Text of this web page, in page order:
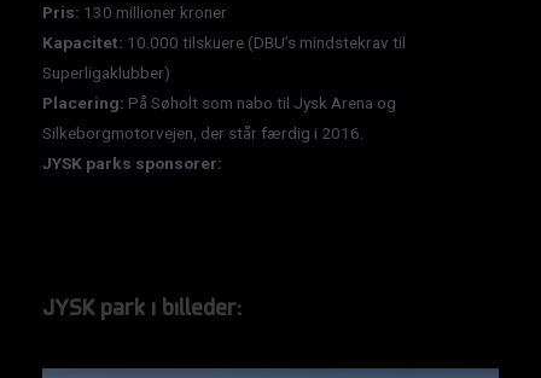
Pris: 130 millioner kroner
Kapacitet: 10.000 tilskuere (DBU’s mindstekrav til
Superligaklubber)
Placering: På Søholt som nabo til Jysk Arena og
Silkeborgmotorvejen, der står færdig i 2016.
JYSK parks sponsorer:
JYSK park i billeder: